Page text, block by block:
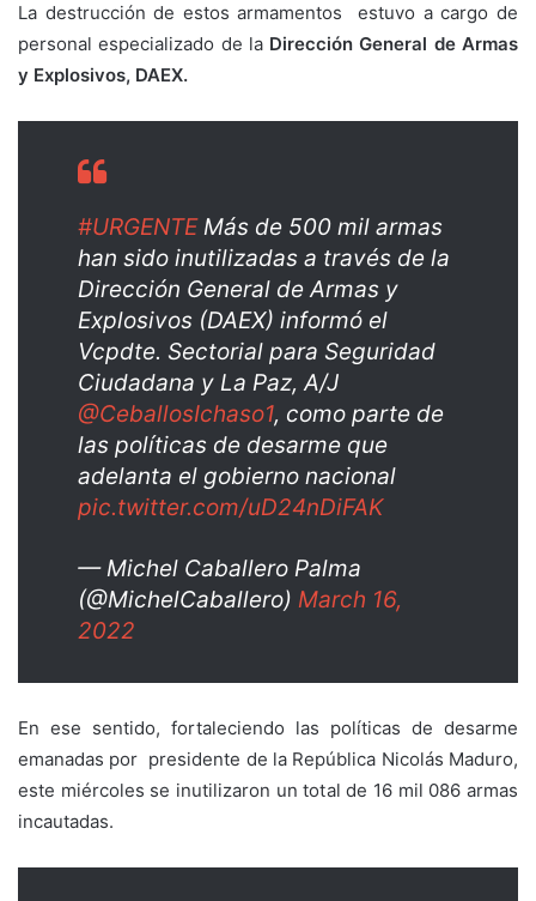
La destrucción de estos armamentos estuvo a cargo de
personal especializado de la Dirección General de Armas
y Explosivos, DAEX.
#URGENTEMás de 500 mil armas
han sido inutilizadas a través de la
Dirección General de Armas y
Explosivos (DAEX) informó el
Vcpdte. Sectorial para Seguridad
Ciudadana y La Paz, A/J
@CeballosIchaso1⁩, como parte de
las políticas de desarme que
adelanta el gobierno nacional
pic.twitter.com/uD24nDiFAK
— Michel Caballero Palma
(@MichelCaballero) March 16,
2022
En ese sentido, fortaleciendo las políticas de desarme
emanadas por presidente de la República Nicolás Maduro,
este miércoles se inutilizaron un total de 16 mil 086 armas
incautadas.